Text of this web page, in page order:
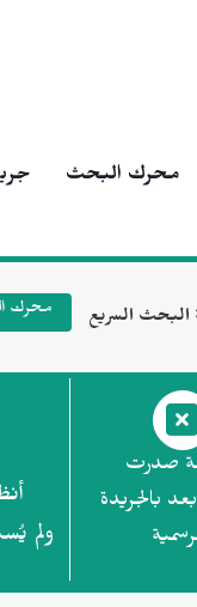
محرك البحث
السريع محرك
صدرت
بالجريدة
ولم